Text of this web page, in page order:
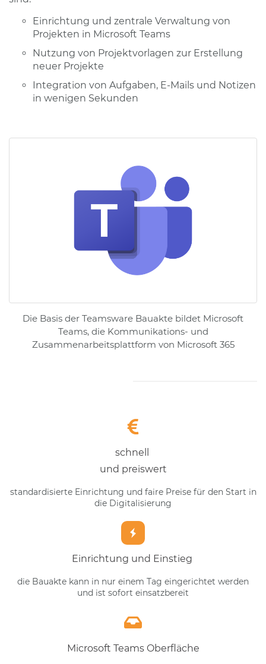
Einrichtung und zentrale Verwaltung von
Projekten in Microsoft Teams
Nutzung von Projektvorlagen zur Erstellung
neuer Projekte
Integration von Aufgaben, E-Mails und Notizen
in wenigen Sekunden
Die Basis der Teamsware Bauakte bildet Microsoft
Teams, die Kommunikations- und
Zusammenarbeitsplattform von Microsoft 365
schnell
und preiswert
standardisierte Einrichtung und faire Preise für den Start in
die Digitalisierung
Einrichtung und Einstieg
die Bauakte kann in nur einem Tag eingerichtet werden
und ist sofort einsatzbereit
Microsoft Teams Oberfläche